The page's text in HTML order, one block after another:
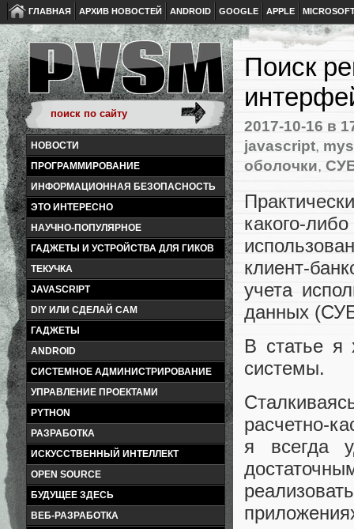
ГЛАВНАЯ АРХИВ НОВОСТЕЙ ANDROID GOOGLE APPLE
НОВОСТИ
ПРОГРАММИРОВАНИЕ
ИНФОРМАЦИОННАЯ БЕЗОПАСНОСТЬ
ЭТО ИНТЕРЕСНО
НАУЧНО-ПОПУЛЯРНОЕ
ГАДЖЕТЫ И УСТРОЙСТВА ДЛЯ ГИКОВ
ТЕКУЧКА
JAVASCRIPT
DIY ИЛИ СДЕЛАЙ САМ
ГАДЖЕТЫ
ANDROID
СИСТЕМНОЕ АДМИНИСТРИРОВАНИЕ
УПРАВЛЕНИЕ ПРОЕКТАМИ
PYTHON
РАЗРАБОТКА
ИСКУССТВЕННЫЙ ИНТЕЛЛЕКТ
OPEN SOURCE
БУДУЩЕЕ ЗДЕСЬ
ВЕБ-РАЗРАБОТКА
Поиск
2017-10-16 в
javascript,
оболочки,
какого-
клиент-
учета
данных
В статье я
системы.
расчетно-
я всегда